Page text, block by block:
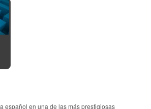
español en una de las más prestigiosas